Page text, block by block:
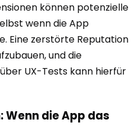
können potenzielle
wenn die App
Eine zerstörte Reputation
und die
UX-Tests kann hierfür
Wenn die App das